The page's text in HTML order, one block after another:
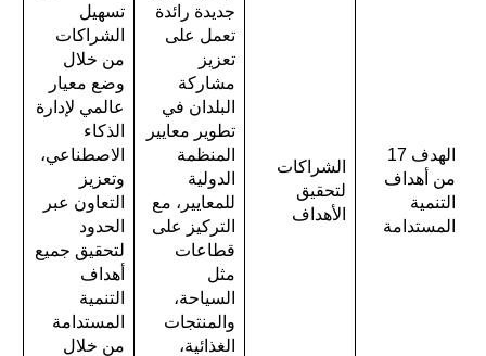
الهدف 17
من أهداف
التنمية
المستدامة
الشراكات
لتحقيق
الأهداف
جديدة رائدة
تعمل على
تعزيز
مشاركة
البلدان في
تطوير معايير
المنظمة
الدولية
للمعايير، مع
التركيز على
قطاعات
مثل
السياحة،
والمنتجات
الغذائية،
تسهيل
الشراكات
من خلال
وضع معيار
عالمي لإدارة
الذكاء
الاصطناعي،
وتعزيز
التعاون عبر
الحدود
لتحقيق جميع
أهداف
التنمية
المستدامة
من خلال